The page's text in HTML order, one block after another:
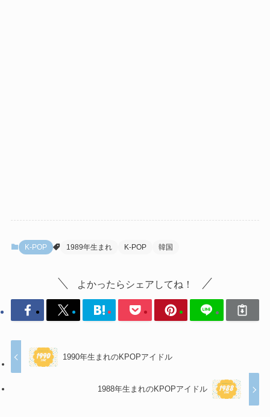
K-POP 1989年生まれ K-POP 韓国
よかったらシェアしてね！
1990年生まれのKPOPアイドル
1988年生まれのKPOPアイドル